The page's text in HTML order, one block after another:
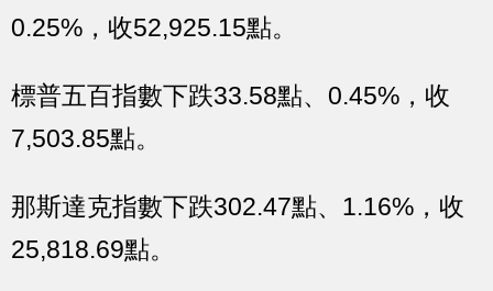
0.25%，收52,925.15點。
標普五百指數下跌33.58點、0.45%，收
7,503.85點。
那斯達克指數下跌302.47點、1.16%，收
25,818.69點。